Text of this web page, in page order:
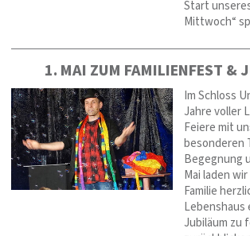
Start
Mittwoch“
1. MAI ZUM FAMILIENFEST &
Im Schloss
Jahre voller
Feiere mit
besonderen
Begegnung
Mai laden
Familie
Lebenshaus
Jubiläum zu